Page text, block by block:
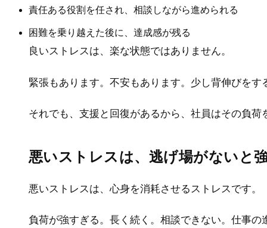
責任ある役割を任され、相談しながら進められる
困難を乗り越えた後に、達成感が残る
良いストレスは、楽な状態ではありません。
緊張もあります。不安もあります。少し背伸びをす
それでも、支援と回復があるから、社員はその負
悪いストレスは、逃げ場がないと
悪いストレスは、心身を消耗させるストレスです。
負荷が強すぎる。長く続く。相談できない。仕事